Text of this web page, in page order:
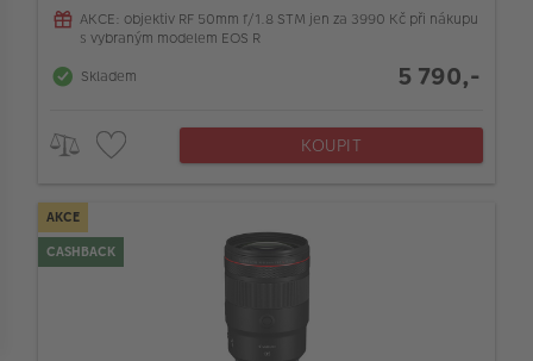
Barva
Maximální clona (f/)
Vlastnosti objektivu
064_LensMaxMinAperture_LEN
AKCE: objektiv RF 50mm f/1.8 STM jen za 3990 Kč při nákupu
s vybraným modelem EOS R
Skladem
5 790,-
KOUPIT
AKCE
CASHBACK